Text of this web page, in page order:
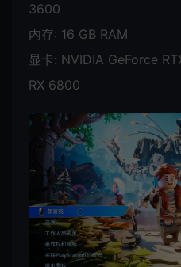
3600
内存: 16 GB RAM
显卡: NVIDIA GeForce
RX 6800